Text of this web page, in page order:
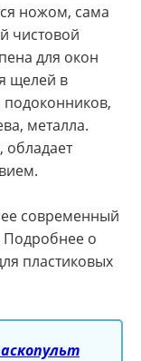
ножом, сама
чистовой
для окон
щелей в
подоконников,
металла.
современный
Подробнее о
пластиковых